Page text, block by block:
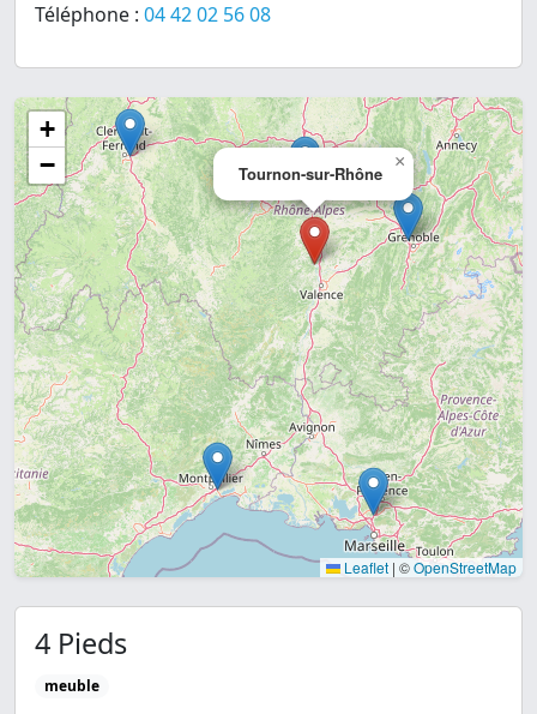
Téléphone : 04 42 02 56 08
Tournon-sur-Rhône
×
+
−
Leaflet | ©OpenStreetMap
4 Pieds
meuble